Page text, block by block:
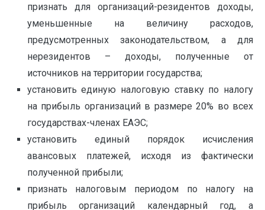
признать для организаций-резидентов доходы,
уменьшенные на величину расходов,
предусмотренных законодательством, а для
нерезидентов – доходы, полученные от
источников на территории государства;
установить единую налоговую ставку по налогу
на прибыль организаций в размере 20% во всех
государствах-членах ЕАЭС;
установить единый порядок исчисления
авансовых платежей, исходя из фактически
полученной прибыли;
признать налоговым периодом по налогу на
прибыль организаций календарный год, а